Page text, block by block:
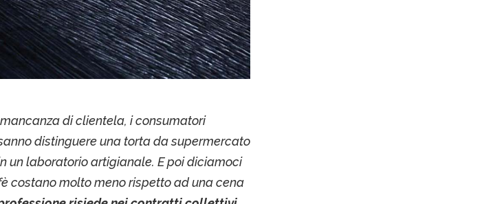
di clientela, i consumatori
distinguere una torta da supermercato
un laboratorio artigianale. E poi diciamoci
costano molto meno rispetto ad una cena